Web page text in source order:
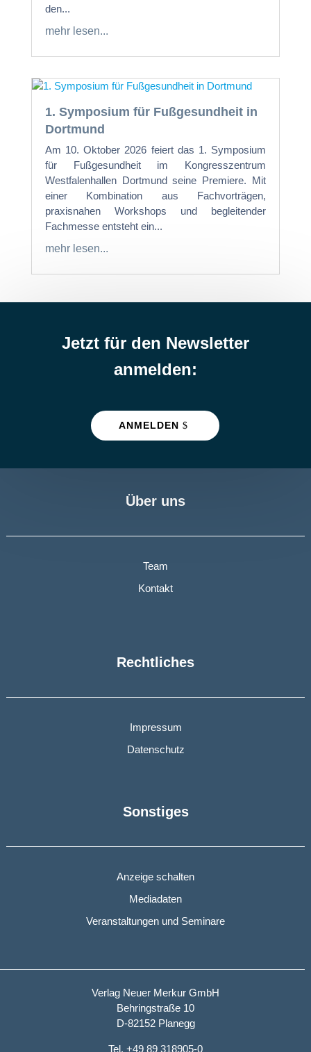
den...
mehr lesen...
1. Symposium für Fußgesundheit in
Dortmund
Am 10. Oktober 2026 feiert das 1. Symposium
für Fußgesundheit im Kongresszentrum
Westfalenhallen Dortmund seine Premiere. Mit
einer Kombination aus Fachvorträgen,
praxisnahen Workshops und begleitender
Fachmesse entsteht ein...
mehr lesen...
Jetzt für den Newsletter
anmelden:
ANMELDEN
Über uns
Team
Kontakt
Rechtliches
Impressum
Datenschutz
Sonstiges
Anzeige schalten
Mediadaten
Veranstaltungen und Seminare
Verlag Neuer Merkur GmbH
Behringstraße 10
D-82152 Planegg
Tel. +49 89 318905-0